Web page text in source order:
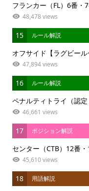
フランカー（FL）6番・
48,478 views
15 ルール解説
オフサイド【ラグビール
47,894 views
16 ルール解説
ペナルティトライ（認
46,661 views
17 ポジション解説
センター（CTB）12番
45,610 views
18 用語解説